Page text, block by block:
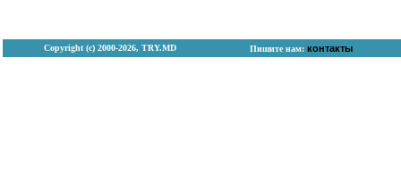
Copyright (с) 2000-2026, TRY.MD Пишите нам: контакты